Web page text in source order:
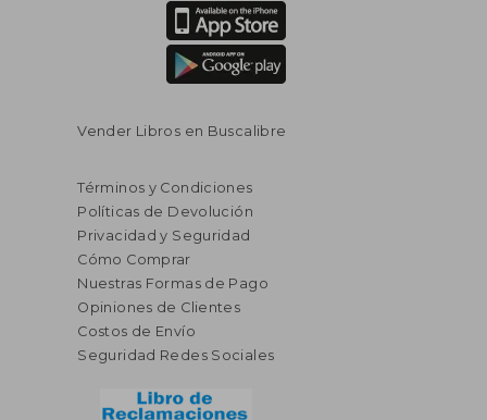
Vender Libros en Buscalibre
Términos y Condiciones
Políticas de Devolución
Privacidad y Seguridad
Cómo Comprar
Nuestras Formas de Pago
Opiniones de Clientes
Costos de Envío
Seguridad Redes Sociales